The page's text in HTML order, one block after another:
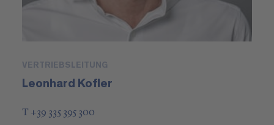
VERTRIEBSLEITUNG
Leonhard Kofler
T +39 335 395 300